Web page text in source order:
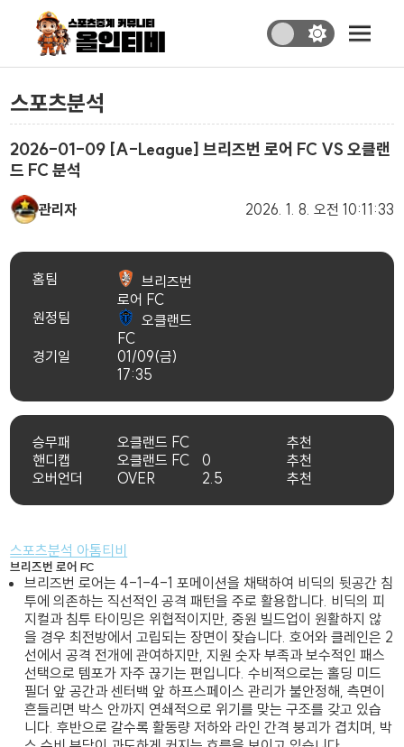
스포츠분석
2026-01-09 [A-League] 브리즈번 로어 FC VS 오클랜
드 FC 분석
관리자 2026. 1. 8. 오전 10:11:33
홈팀
브리즈번
로어 FC
원정팀
오클랜드
FC
경기일
01/09(금)
17:35
승무패 오클랜드 FC
추천
핸디캡
오클랜드 FC 0
추천
오버언더
OVER 2.5 추천
스포츠분석 아톰티비
브리즈번 로어 FC
브리즈번 로어는 4-1-4-1 포메이션을 채택하여 비딕의 뒷공간 침
투에 의존하는 직선적인 공격 패턴을 주로 활용합니다. 비딕의 피
지컬과 침투 타이밍은 위협적이지만, 중원 빌드업이 원활하지 않
을 경우 최전방에서 고립되는 장면이 잦습니다. 호어와 클레인은 2
선에서 공격 전개에 관여하지만, 지원 숫자 부족과 보수적인 패스
선택으로 템포가 자주 끊기는 편입니다. 수비적으로는 홀딩 미드
필더 앞 공간과 센터백 앞 하프스페이스 관리가 불안정해, 측면이
흔들리면 박스 안까지 연쇄적으로 위기를 맞는 구조를 갖고 있습
니다. 후반으로 갈수록 활동량 저하와 라인 간격 붕괴가 겹치며, 박